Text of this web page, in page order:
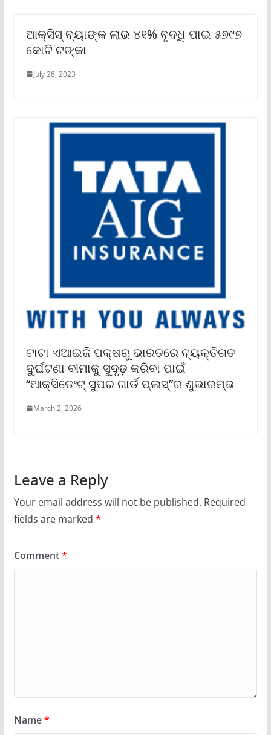
ଆକ୍ସିସ୍ ବ୍ୟାଙ୍କ ଲାଭ ୪୧% ବୃଦ୍ଧି ପାଇ ୫୭୯୭
କୋଟି ଟଙ୍କା
July 28, 2023
ଟାଟା ଏଆଇଜି ପକ୍ଷରୁ ଭାରତରେ ବ୍ୟକ୍ତିଗତ
ଦୁର୍ଘଟଣା ବୀମାକୁ ସୁଦୃଢ଼ କରିବା ପାଇଁ
“ଆକ୍‌ସିଡେଂଟ୍ ସୁପର ଗାର୍ଡ ପ୍ଲସ୍‌”ର ଶୁଭାରମ୍ଭ
March 2, 2026
Leave a Reply
Your email address will not be published. Required
fields are marked *
Comment*
Name*